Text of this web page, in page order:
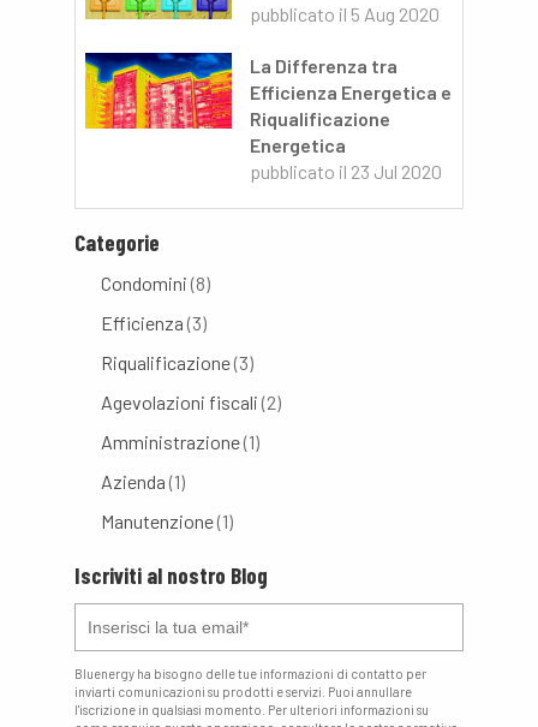
pubblicato il 5 Aug 2020
La Differenza tra
Efficienza Energetica e
Riqualificazione
Energetica
pubblicato il 23 Jul 2020
Categorie
Condomini(8)
Efficienza(3)
Riqualificazione(3)
Agevolazioni fiscali(2)
Amministrazione(1)
Azienda(1)
Manutenzione(1)
Iscriviti al nostro Blog
Bluenergy ha bisogno delle tue informazioni di contatto per
inviarti comunicazioni su prodotti e servizi. Puoi annullare
l'iscrizione in qualsiasi momento. Per ulteriori informazioni su